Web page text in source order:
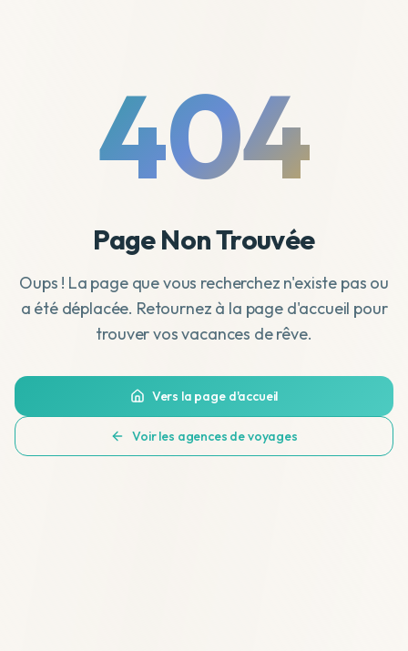
404
Page Non Trouvée
Oups ! La page que vous recherchez n'existe pas ou
a été déplacée. Retournez à la page d'accueil pour
trouver vos vacances de rêve.
Vers la page d'accueil
Voir les agences de voyages